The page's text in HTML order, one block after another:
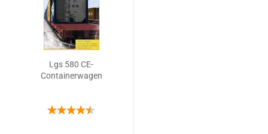
Lgs 580 CE-
Containerwagen